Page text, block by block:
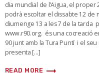
dia mundial de l’Aigua, el
podrà escoltar el dissabte 12 de
diumenge 13 a les 7 de la tarda
www.r90.org. és una cocreació
90 junt amb la Tura Puntí i el
presenta […]
READ MORE